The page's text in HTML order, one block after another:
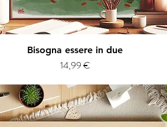
Vista rapida
Bisogna essere in due
Prezzo
14,99 €